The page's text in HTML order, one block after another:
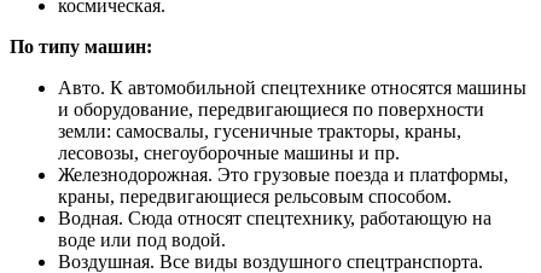
космическая.
По типу машин:
Авто. К автомобильной спецтехнике относятся машины
и оборудование, передвигающиеся по поверхности
земли: самосвалы, гусеничные тракторы, краны,
лесовозы, снегоуборочные машины и пр.
Железнодорожная. Это грузовые поезда и платформы,
краны, передвигающиеся рельсовым способом.
Водная. Сюда относят спецтехнику, работающую на
воде или под водой.
Воздушная. Все виды воздушного спецтранспорта.